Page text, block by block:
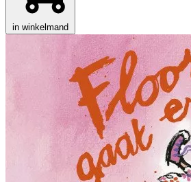
in winkelmand